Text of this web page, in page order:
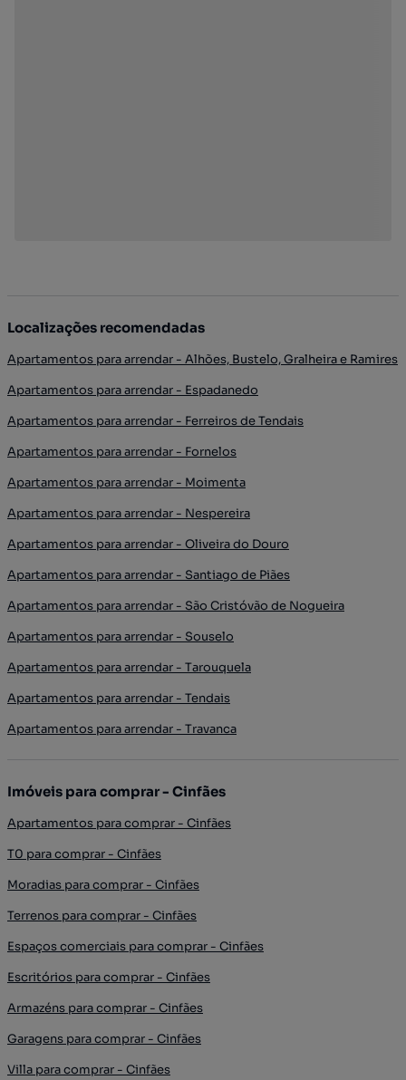
Localizações recomendadas
Apartamentos para arrendar - Alhões, Bustelo, Gralheira e Ramires
Apartamentos para arrendar - Espadanedo
Apartamentos para arrendar - Ferreiros de Tendais
Apartamentos para arrendar - Fornelos
Apartamentos para arrendar - Moimenta
Apartamentos para arrendar - Nespereira
Apartamentos para arrendar - Oliveira do Douro
Apartamentos para arrendar - Santiago de Piães
Apartamentos para arrendar - São Cristóvão de Nogueira
Apartamentos para arrendar - Souselo
Apartamentos para arrendar - Tarouquela
Apartamentos para arrendar - Tendais
Apartamentos para arrendar - Travanca
Imóveis para comprar - Cinfães
Apartamentos para comprar - Cinfães
T0 para comprar - Cinfães
Moradias para comprar - Cinfães
Terrenos para comprar - Cinfães
Espaços comerciais para comprar - Cinfães
Escritórios para comprar - Cinfães
Armazéns para comprar - Cinfães
Garagens para comprar - Cinfães
Villa para comprar - Cinfães